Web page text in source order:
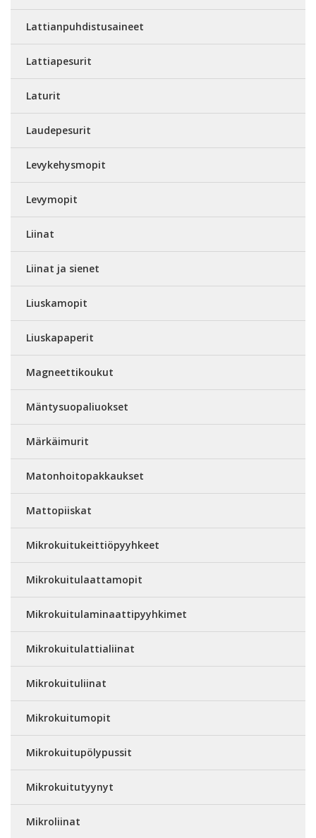
Lattianpuhdistusaineet
Lattiapesurit
Laturit
Laudepesurit
Levykehysmopit
Levymopit
Liinat
Liinat ja sienet
Liuskamopit
Liuskapaperit
Magneettikoukut
Mäntysuopaliuokset
Märkäimurit
Matonhoitopakkaukset
Mattopiiskat
Mikrokuitukeittiöpyyhkeet
Mikrokuitulaattamopit
Mikrokuitulaminaattipyyhkimet
Mikrokuitulattialiinat
Mikrokuituliinat
Mikrokuitumopit
Mikrokuitupölypussit
Mikrokuitutyynyt
Mikroliinat